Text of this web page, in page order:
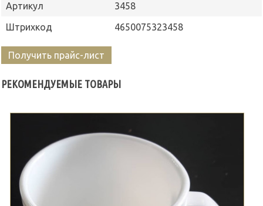
Артикул
3458
Штрихкод
4650075323458
Получить прайс-лист
РЕКОМЕНДУЕМЫЕ ТОВАРЫ